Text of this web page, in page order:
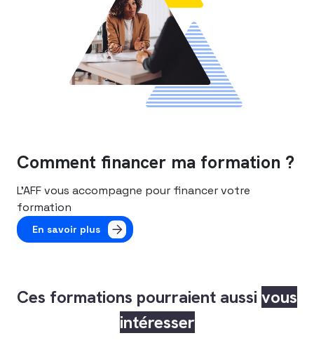
Comment financer ma formation ?
L’AFF vous accompagne pour financer votre
formation
En savoir plus
Ces formations pourraient aussi vous
intéresser